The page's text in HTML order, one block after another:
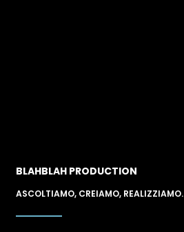
BLAHBLAH PRODUCTION
ASCOLTIAMO, CREIAMO, REALIZZIAMO.